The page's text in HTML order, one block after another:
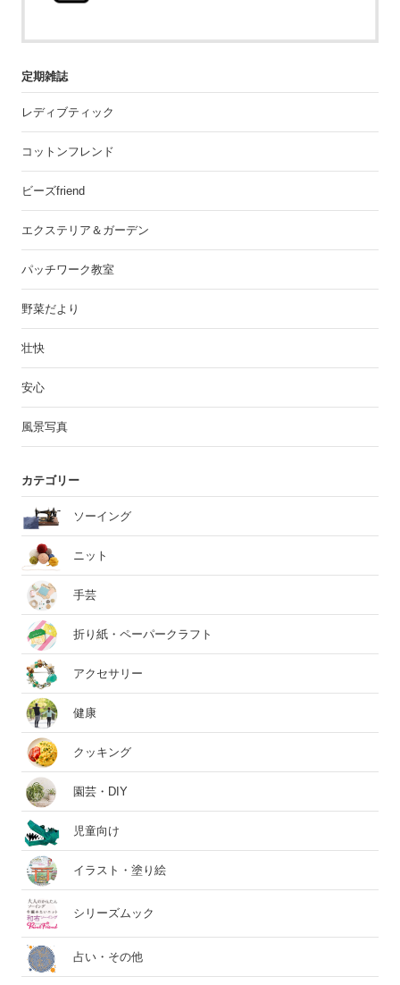
定期雑誌
レディブティック
コットンフレンド
ビーズfriend
エクステリア＆ガーデン
パッチワーク教室
野菜だより
壮快
安心
風景写真
カテゴリー
ソーイング
ニット
手芸
折り紙・ペーパークラフト
アクセサリー
健康
クッキング
園芸・DIY
児童向け
イラスト・塗り絵
シリーズムック
占い・その他